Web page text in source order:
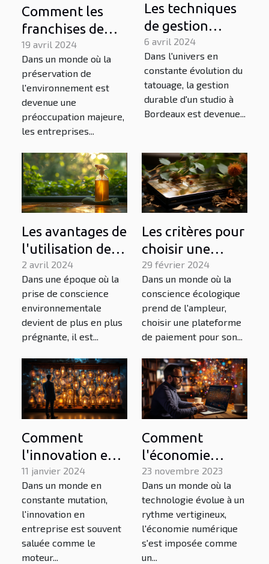
Comment les
franchises de
crêperies
peuvent-elles
adopter des
pratiques
durables pour
minimiser leur
impact
environnemental
?
19 avril 2024
Dans un monde où la
préservation de
l'environnement est
devenue une
préoccupation majeure,
les entreprises...
Les techniques
de gestion
durable d'un
studio de
tatouage à
Bordeaux
6 avril 2024
Dans l'univers en
constante évolution du
tatouage, la gestion
durable d'un studio à
Bordeaux est devenue...
Les avantages de
l'utilisation de
produits
écologiques
pour le lavage de
vitres à domicile
2 avril 2024
Dans une époque où la
prise de conscience
environnementale
devient de plus en plus
prégnante, il est...
Les critères pour
choisir une
plateforme de
paiement éco-
responsable
pour son e-
commerce
29 février 2024
Dans un monde où la
conscience écologique
prend de l'ampleur,
choisir une plateforme
de paiement pour son...
Comment
l'innovation en
entreprise
favorise-t-elle
un
développement
économique
durable ?
11 janvier 2024
Dans un monde en
constante mutation,
l'innovation en
entreprise est souvent
saluée comme le
moteur...
Comment
l'économie
numérique
influence-t-elle
le marché de
l'emploi ?
23 novembre 2023
Dans un monde où la
technologie évolue à un
rythme vertigineux,
l'économie numérique
s'est imposée comme
un...